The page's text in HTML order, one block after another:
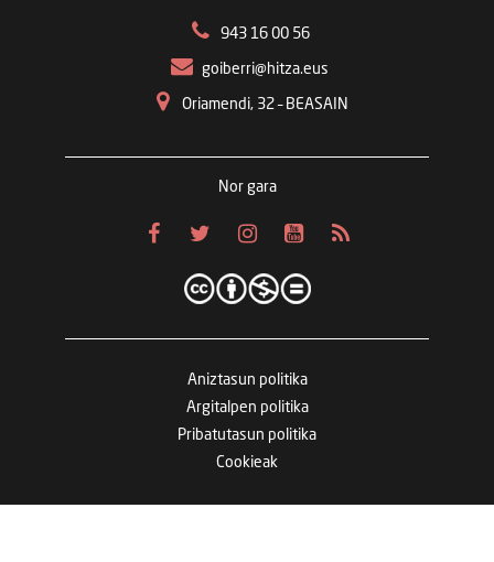
943 16 00 56
goiberri@hitza.eus
Oriamendi, 32 – BEASAIN
Nor gara
Aniztasun politika
Argitalpen politika
Pribatutasun politika
Cookieak